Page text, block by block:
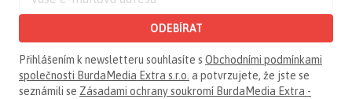
ODEBÍRAT
Přihlášením k newsletteru souhlasíte s Obchodními podmínkami
společnosti BurdaMedia Extra s.r.o. a potvrzujete, že jste se
seznámili se Zásadami ochrany soukromí BurdaMedia Extra -